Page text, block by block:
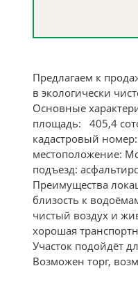
Предлагаем к
в экологически
Основные
площадь: 405,4
кадастровый
местоположение:
подъезд:
Преимущества
близость к
чистый воздух и
хорошая
Участок подойдёт
Возможен торг,